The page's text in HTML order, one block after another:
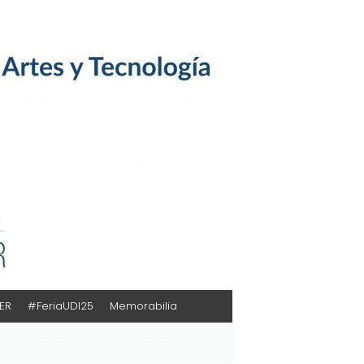
#FeriaUDI25 Memorabilia